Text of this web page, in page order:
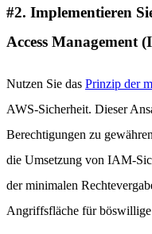
#2. Implementieren
Access Management
Nutzen Sie das Prinzip der
AWS-Sicherheit. Dieser
Berechtigungen zu
die Umsetzung von IAM-
der minimalen
Angriffsfläche für